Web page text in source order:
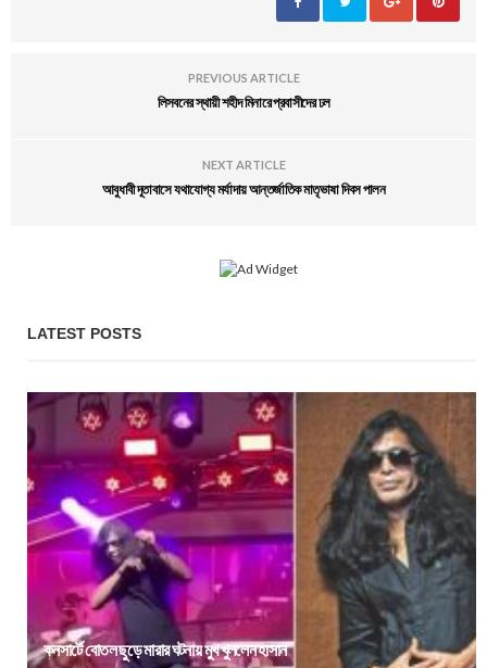
PREVIOUS ARTICLE
লিসবনের স্থায়ী শহীদ মিনারে প্রবাসীদের ঢল
NEXT ARTICLE
আবুধাবী দূতাবাসে যথাযোগ্য মর্যাদায় আন্তর্জাতিক মাতৃভাষা দিবস পালন
LATEST POSTS
কনসার্টে বোতল ছুড়ে মারার ঘটনায় মুখ খুললেন হাসান